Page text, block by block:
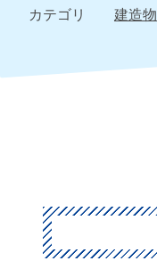
カテゴリ
建造物